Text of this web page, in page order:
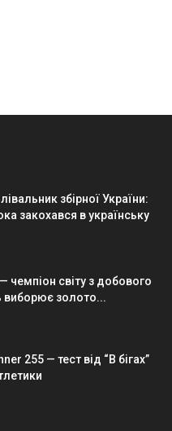
збірної України:
закохався в українську
чемпіон світу з добового
виборює золото...
255 — тест від “В бігах”